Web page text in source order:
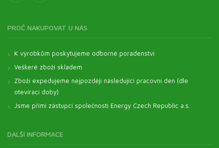
PROČ NAKUPOVAT U NÁS
K výrobkům poskytujeme odborné poradenství
Veškeré zboží skladem
Zboží expedujeme nejpozději následující pracovní den (dle
otevírací doby)
Jsme přímí zástupci společnosti Energy Czech Republic a.s.
DALŠÍ INFORMACE